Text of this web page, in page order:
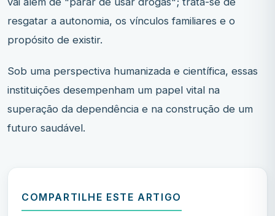
resgatar a autonomia, os vínculos familiares e o
propósito de existir.
Sob uma perspectiva humanizada e científica, essas
instituições desempenham um papel vital na
superação da dependência e na construção de um
futuro saudável.
COMPARTILHE ESTE ARTIGO